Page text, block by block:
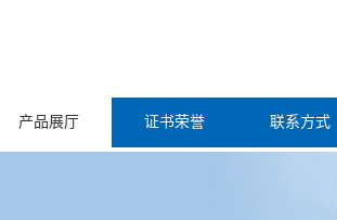
产品展厅 证书荣誉 联系方式